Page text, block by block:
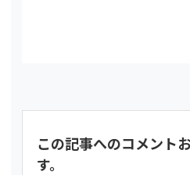
この記事へのコメント
す。